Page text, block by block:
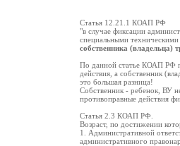
Статья 12.21.1 КОАП РФ
"в случае фиксации
специальными
собственника (владельца)
По данной статье КОАП РФ
действия, а собственник
это большая разница!
Собственник - ребенок, ВУ
противоправные действия
Статья 2.3 КОАП РФ.
Возраст, по достижении
1. Административной
административного